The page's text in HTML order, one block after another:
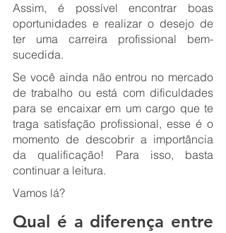
Assim, é possível encontrar boas
oportunidades e realizar o desejo de
ter uma carreira profissional bem-
sucedida.
Se você ainda não entrou no mercado
de trabalho ou está com dificuldades
para se encaixar em um cargo que te
traga satisfação profissional, esse é o
momento de descobrir a importância
da qualificação! Para isso, basta
continuar a leitura.
Vamos lá?
Qual é a diferença entre